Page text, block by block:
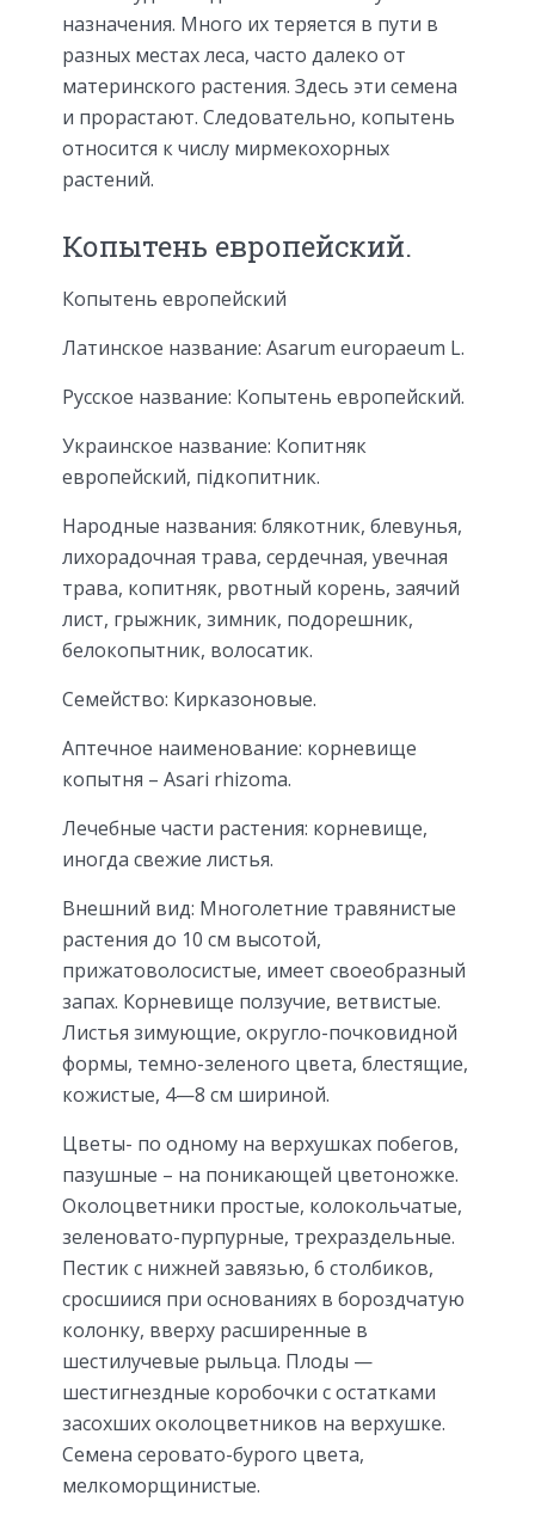
назначения. Много их теряется в пути в
разных местах леса, часто далеко от
материнского растения. Здесь эти семена
и прорастают. Следовательно, копытень
относится к числу мирмекохорных
растений.
Копытень европейский.
Копытень европейский
Латинское название: Asarum europaeum L.
Русское название: Копытень европейский.
Украинское название: Копитняк
европейский, підкопитник.
Народные названия: блякотник, блевунья,
лихорадочная трава, сердечная, увечная
трава, копитняк, рвотный корень, заячий
лист, грыжник, зимник, подорешник,
белокопытник, волосатик.
Семейство: Кирказоновые.
Аптечное наименование: корневище
копытня – Asari rhizoma.
Лечебные части растения: корневище,
иногда свежие листья.
Внешний вид: Многолетние травянистые
растения до 10 см высотой,
прижатоволосистые, имеет своеобразный
запах. Корневище ползучие, ветвистые.
Листья зимующие, округло-почковидной
формы, темно-зеленого цвета, блестящие,
кожистые, 4—8 см шириной.
Цветы- по одному на верхушках побегов,
пазушные – на поникающей цветоножке.
Околоцветники простые, колокольчатые,
зеленовато-пурпурные, трехраздельные.
Пестик с нижней завязью, 6 столбиков,
сросшиися при основаниях в бороздчатую
колонку, вверху расширенные в
шестилучевые рыльца. Плоды —
шестигнездные коробочки с остатками
засохших околоцветников на верхушке.
Семена серовато-бурого цвета,
мелкоморщинистые.